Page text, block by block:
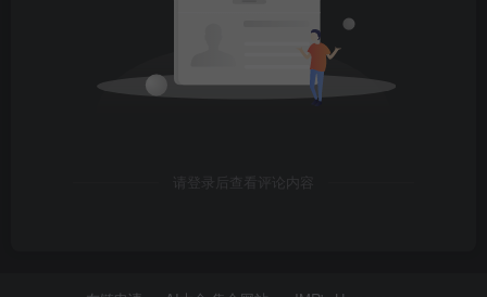
请登录后查看评论内容